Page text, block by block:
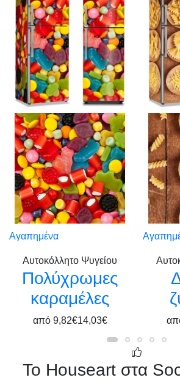
Αγαπημένα
Αυτοκόλλητο Ψυγείου
Πολύχρωμες
καραμέλες
από 9,82€14,03€
Το Houseart στα